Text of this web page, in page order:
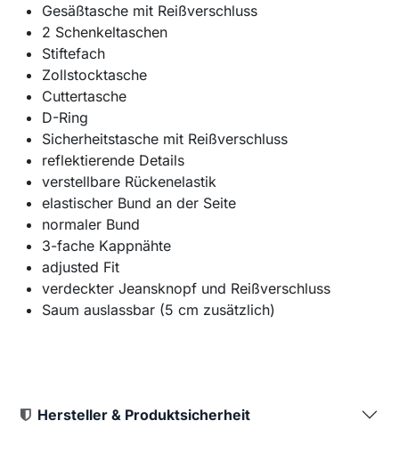
Gesäßtasche mit Reißverschluss
2 Schenkeltaschen
Stiftefach
Zollstocktasche
Cuttertasche
D-Ring
Sicherheitstasche mit Reißverschluss
reflektierende Details
verstellbare Rückenelastik
elastischer Bund an der Seite
normaler Bund
3-fache Kappnähte
adjusted Fit
verdeckter Jeansknopf und Reißverschluss
Saum auslassbar (5 cm zusätzlich)
Hersteller & Produktsicherheit